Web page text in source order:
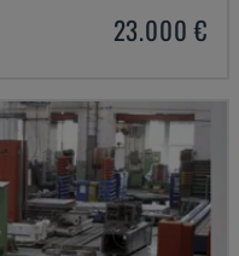
23.000 €